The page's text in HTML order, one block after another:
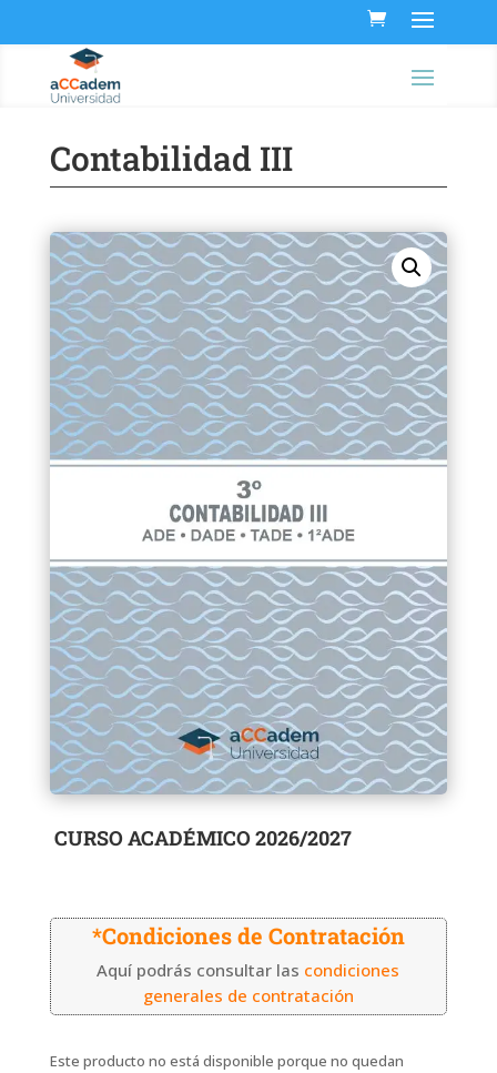
Contabilidad III
CURSO ACADÉMICO 2026/2027
*Condiciones de Contratación
Aquí podrás consultar las condiciones
generales de contratación
Este producto no está disponible porque no quedan